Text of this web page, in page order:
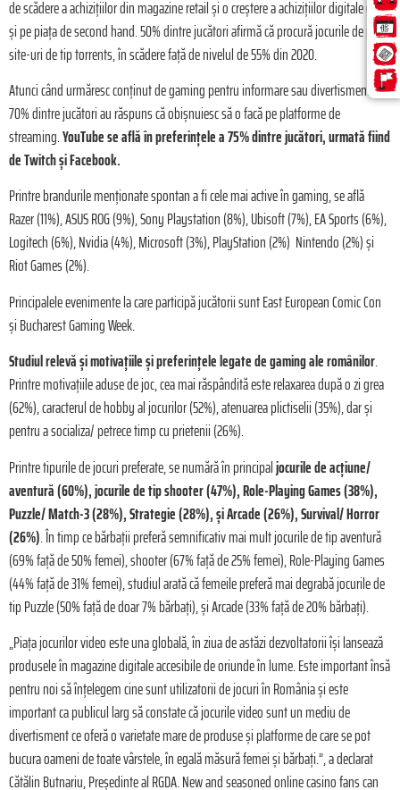
de scădere a achizițiilor din magazine retail și o creștere a achizițiilor digitale dar
și pe piața de second hand. 50% dintre jucători afirmă că procură jocurile de pe
site-uri de tip torrents, în scădere față de nivelul de 55% din 2020.
Atunci când urmăresc conținut de gaming pentru informare sau divertisment,
70% dintre jucători au răspuns că obișnuiesc să o facă pe platforme de
streaming.YouTube se află în preferințele a 75% dintre jucători, urmată fiind
de Twitch și Facebook.
Printre brandurile menționate spontan a fi cele mai active în gaming, se află
Razer (11%), ASUS ROG (9%), Sony Playstation (8%), Ubisoft (7%), EA Sports (6%),
Logitech (6%), Nvidia (4%), Microsoft (3%), PlayStation (2%) Nintendo (2%) și
Riot Games (2%).
Principalele evenimente la care participă jucătorii sunt East European Comic Con
și Bucharest Gaming Week.
Studiul relevă și motivațiile și preferințele legate de gaming ale românilor.
Printre motivațiile aduse de joc, cea mai răspândită este relaxarea după o zi grea
(62%), caracterul de hobby al jocurilor (52%), atenuarea plictiselii (35%), dar și
pentru a socializa/ petrece timp cu prietenii (26%).
Printre tipurile de jocuri preferate, se numără în principaljocurile de acțiune/
aventură (60%), jocurile de tip shooter (47%), Role-Playing Games (38%),
Puzzle/ Match-3 (28%), Strategie (28%), și Arcade (26%), Survival/ Horror
(26%). În timp ce bărbații preferă semnificativ mai mult jocurile de tip aventură
(69% față de 50% femei), shooter (67% față de 25% femei), Role-Playing Games
(44% față de 31% femei), studiul arată că femeile preferă mai degrabă jocurile de
tip Puzzle (50% față de doar 7% bărbați), și Arcade (33% față de 20% bărbați).
„Piața jocurilor video este una globală, în ziua de astăzi dezvoltatorii își lansează
produsele în magazine digitale accesibile de oriunde în lume. Este important însă
pentru noi să înțelegem cine sunt utilizatorii de jocuri în România și este
important ca publicul larg să constate că jocurile video sunt un mediu de
divertisment ce oferă o varietate mare de produse și platforme de care se pot
bucura oameni de toate vârstele, în egală măsură femei și bărbați.”, a declarat
Cătălin Butnariu, Președinte al RGDA. New and seasoned online casino fans can